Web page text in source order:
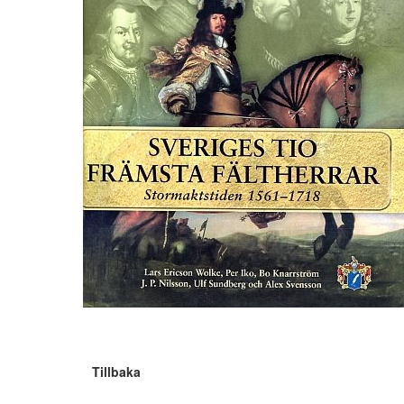
Tillbaka